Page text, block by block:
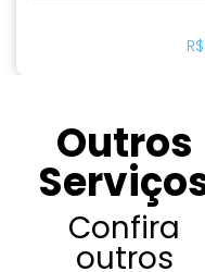
R$
Outros
Confira
outros